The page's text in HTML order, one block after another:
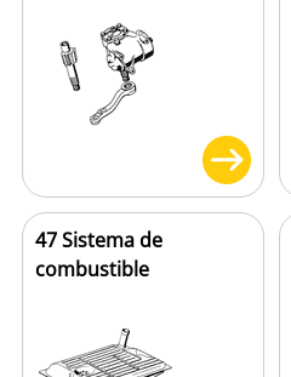
47 Sistema de
combustible